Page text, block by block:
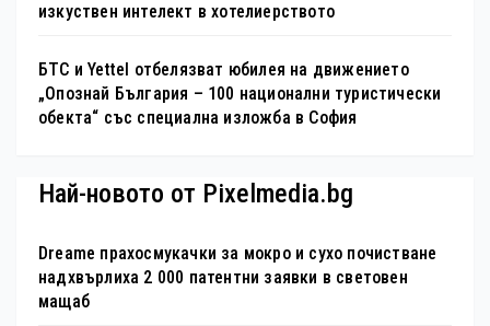
изкуствен интелект в хотелиерството
БТС и Yettel отбелязват юбилея на движението
„Опознай България – 100 национални туристически
обекта“ със специална изложба в София
Най-новото от Pixelmedia.bg
Dreame прахосмукачки за мокро и сухо почистване
надхвърлиха 2 000 патентни заявки в световен
мащаб